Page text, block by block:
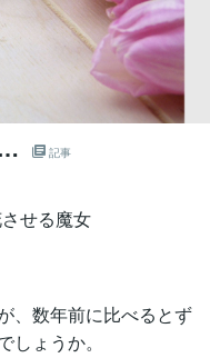
記事
せる魔女
、数年前に比べるとず
ょうか。